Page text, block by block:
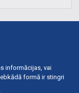
informācijas, vai
formā ir stingri